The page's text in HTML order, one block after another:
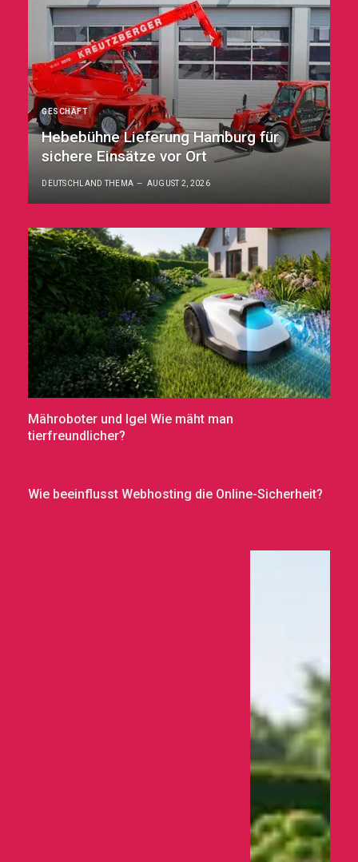
GESCHÄFT
Hebebühne Lieferung Hamburg für
sichere Einsätze vor Ort
DEUTSCHLAND THEMA AUGUST 2, 2026
Mähroboter und Igel Wie mäht man
tierfreundlicher?
Wie beeinflusst Webhosting die Online-Sicherheit?